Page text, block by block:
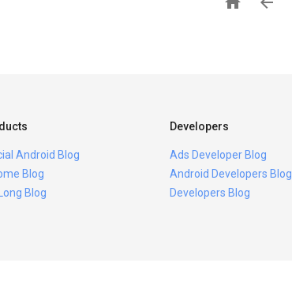
Android Blog
Blog
Blog
Developers
Ads Developer Blog
Android Developers Blog
Developers Blog